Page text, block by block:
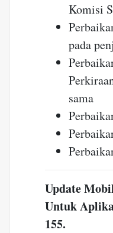
Komisi
pada
sama
Update
Untuk
155.